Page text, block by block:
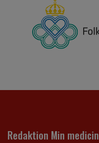
Redaktion Min medicin